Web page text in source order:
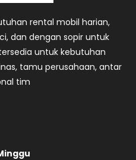
rental mobil harian,
dan dengan sopir untuk
untuk kebutuhan
tamu perusahaan, antar
tim